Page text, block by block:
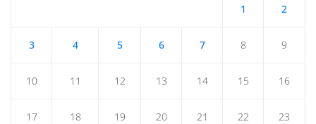
1 2
3 4 5 6 7 8 9
10 11 12 13 14 15 16
17 18 19 20 21 22 23